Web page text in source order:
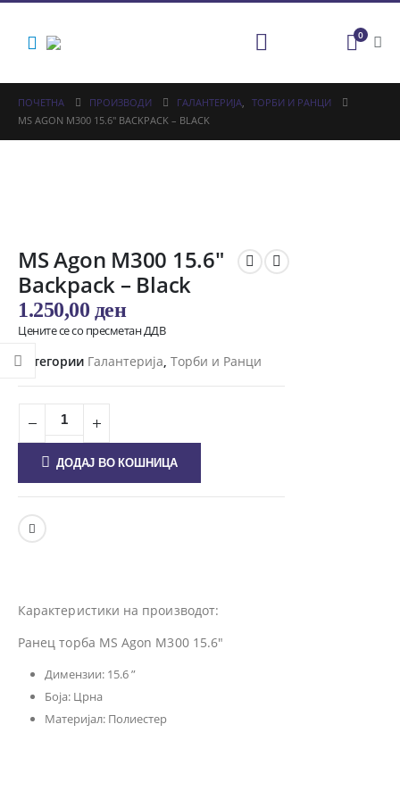
0
ПОЧЕТНА ПРОИЗВОДИ ГАЛАНТЕРИЈА, ТОРБИ И РАНЦИ
MS AGON M300 15.6″ BACKPACK – BLACK
MS Agon M300 15.6″
Backpack – Black
1.250,00 ден
Цените се со пресметан ДДВ
Категории Галантерија, Торби и Ранци
ДОДАЈ ВО КОШНИЦА
Карактеристики на производот:
Ранец торба MS Agon M300 15.6″
Димензии: 15.6 ”
Боја: Црна
Материјал: Полиестер